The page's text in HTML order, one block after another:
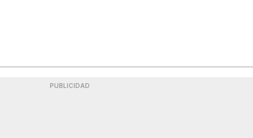
PUBLICIDAD